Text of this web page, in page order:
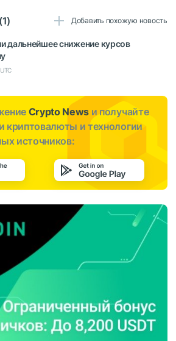
Добавить похожую новость
дальнейшее снижение курсов
Crypto News и получайте
криптовалюты и технологии
источников: